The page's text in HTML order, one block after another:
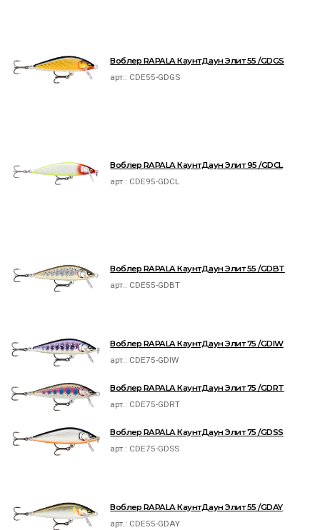
Воблер RAPALA КаунтДаун Элит 55 /GDGS
арт.: CDE55-GDGS
Воблер RAPALA КаунтДаун Элит 95 /GDCL
арт.: CDE95-GDCL
Воблер RAPALA КаунтДаун Элит 55 /GDBT
арт.: CDE55-GDBT
Воблер RAPALA КаунтДаун Элит 75 /GDIW
арт.: CDE75-GDIW
Воблер RAPALA КаунтДаун Элит 75 /GDRT
арт.: CDE75-GDRT
Воблер RAPALA КаунтДаун Элит 75 /GDSS
арт.: CDE75-GDSS
Воблер RAPALA КаунтДаун Элит 55 /GDAY
арт.: CDE55-GDAY